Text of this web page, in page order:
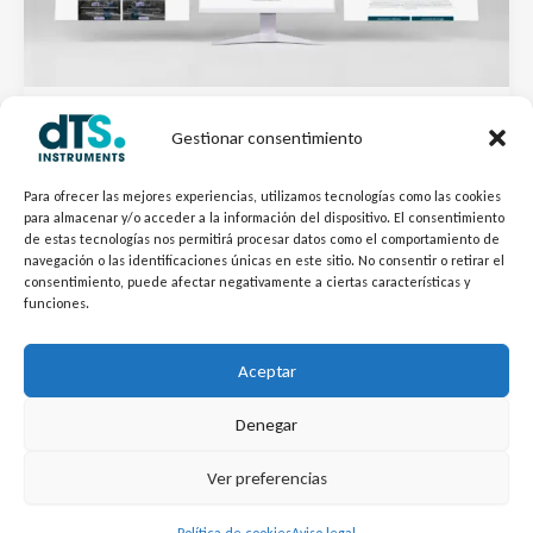
Gestionar consentimiento
Para ofrecer las mejores experiencias, utilizamos tecnologías como las cookies
para almacenar y/o acceder a la información del dispositivo. El consentimiento
de estas tecnologías nos permitirá procesar datos como el comportamiento de
navegación o las identificaciones únicas en este sitio. No consentir o retirar el
consentimiento, puede afectar negativamente a ciertas características y
funciones.
Aceptar
Denegar
Ver preferencias
Anuncios
nueva web de dTS Instruments
PorSMM dTSInstruments/ 19/01/2026
En un entorno cambiante y cada vez más exigente, la
L
i
n
u